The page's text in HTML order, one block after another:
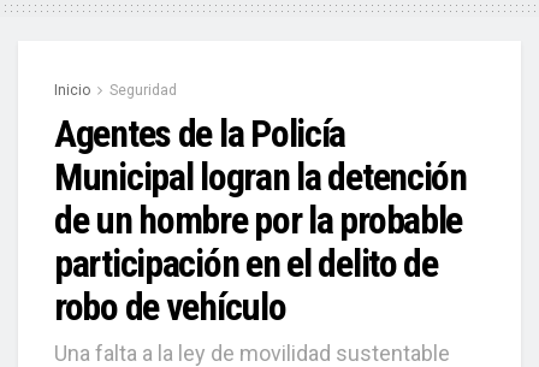
Inicio Seguridad
Agentes de la Policía
Municipal logran la detención
de un hombre por la probable
participación en el delito de
robo de vehículo
Una falta a la ley de movilidad sustentable